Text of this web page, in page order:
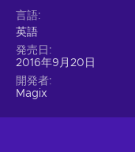
言語
英語
発売日
2016年9月20日
開発者
Magix